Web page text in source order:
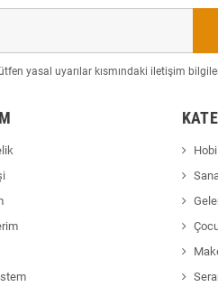
yasal uyarılar kısmındaki iletişim